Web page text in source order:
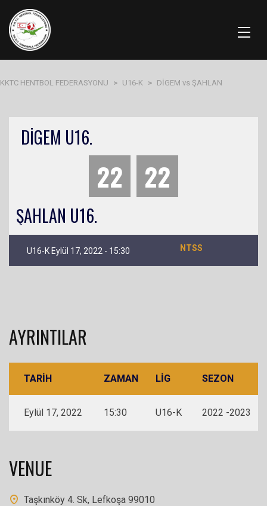
KKTC HENTBOL FEDERASYONU > U16-K > DİGEM vs ŞAHLAN
DİGEM U16.
22 22
ŞAHLAN U16.
U16-K Eylül 17, 2022 - 15:30 NTSS
AYRINTILAR
TARIH ZAMAN LIG SEZON
Eylül 17, 2022 15:30 U16-K 2022 -2023
VENUE
Taşkınköy 4. Sk, Lefkoşa 99010